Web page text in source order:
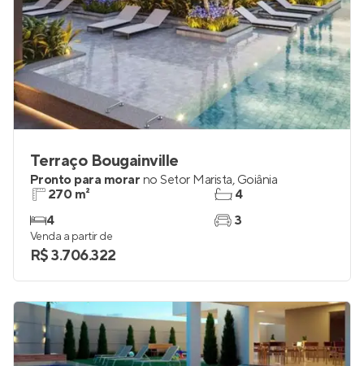
Terraço Bougainville
Pronto para morar no Setor Marista, Goiânia
270 m²
4
4
3
Venda a partir de
R$ 3.706.322